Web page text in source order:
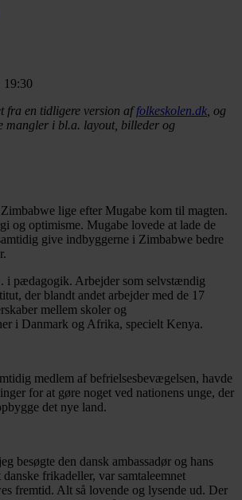
19:30
fra en tidligere version affolkeskolen.dk, og
mangler i bl.a. layout, billeder og
lige efter Mugabe kom til magten.
og optimisme. Mugabe lovede at lade de
give indbyggerne i Zimbabwe bedre
i pædagogik. Arbejder som selvstændig
der blandt andet arbejder med de 17
mellem skoler og
i Danmark og Afrika, specielt Kenya.
medlem af befrielsesbevægelsen, havde
for at gøre noget ved nationens unge, der
det nye land.
besøgte den dansk ambassadør og hans
frikadeller, var samtaleemnet
fremtid. Alt så lovende og lysende ud. Der